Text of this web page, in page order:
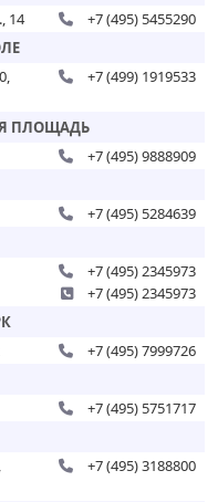
14
+7 (495) 5455290
+7 (499) 1919533
ПЛОЩАДЬ
+7 (495) 9888909
+7 (495) 5284639
+7 (495) 2345973
+7 (495) 2345973
+7 (495) 7999726
+7 (495) 5751717
+7 (495) 3188800